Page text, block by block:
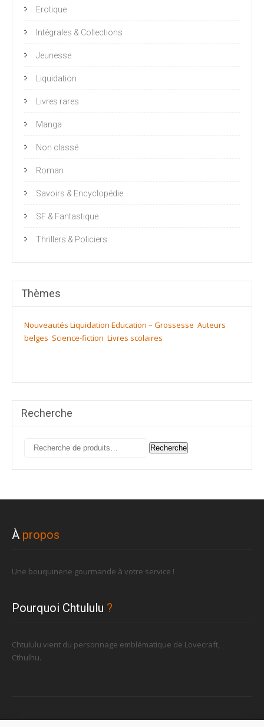
Erotique
Intégrales & Collections
Jeunesse
Liquidation
Livres rares
Manga
Non classé
Roman
Savoirs & Encyclopédie
SF & Fantastique
Thrillers & Policiers
Thèmes
Nouveautés Liquidation Education – Grossesse Auteurs
belges Science-fiction Livres scolaires
Recherche
Recherche
Recherche
À propos
Une bouquinerie gourmande à votre service !
Pourquoi Chtululu ?
Chtululu vient du personnage emblématique de Lovecraft,
Cthulhu.